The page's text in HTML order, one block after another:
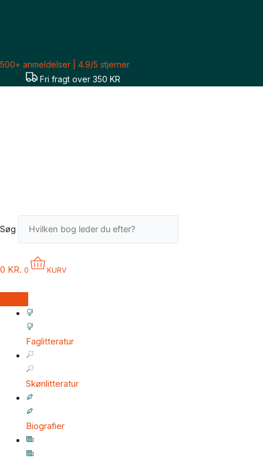
500+ anmeldelser | 4.9/5 stjerner
Fri fragt over 350 KR
Søg
0 KR. 0 KURV
Faglitteratur
Skønlitteratur
Biografier